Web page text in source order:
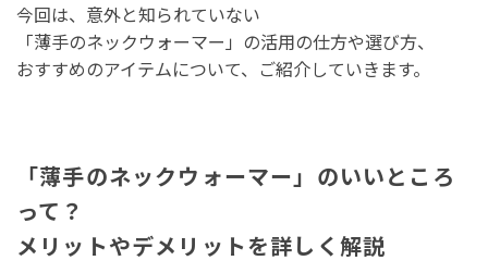
今回は、意外と知られていない
「薄手のネックウォーマー」の活用の仕方や選び方、
おすすめのアイテムについて、ご紹介していきます。
「薄手のネックウォーマー」のいいところ
って？
メリットやデメリットを詳しく解説